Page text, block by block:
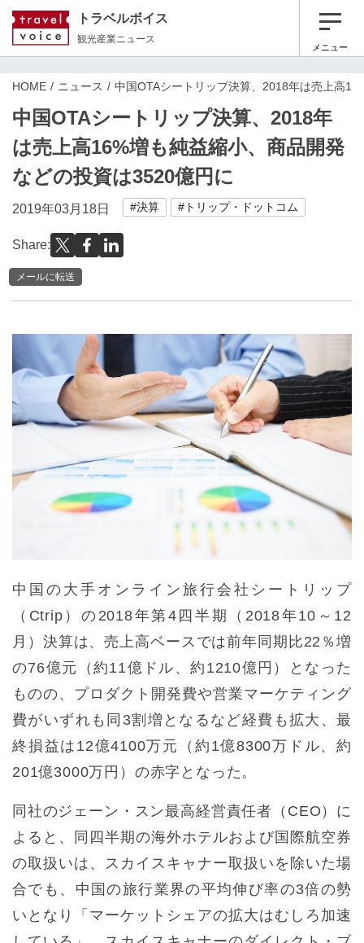
トラベルボイス
観光産業ニュース
メニュー
HOME ニュース 中国OTAシートリップ決算、2018年は売上高
中国OTAシートリップ決算、2018年
は売上高16%増も純益縮小、商品開発
などの投資は3520億円に
2019年03月18日 #決算 #トリップ・ドットコム
Share:
メールに転送
中国の大手オンライン旅行会社シートリップ
（Ctrip）の2018年第4四半期（2018年10～12
月）決算は、売上高ベースでは前年同期比22％増
の76億元（約11億ドル、約1210億円）となった
ものの、プロダクト開発費や営業マーケティング
費がいずれも同3割増となるなど経費も拡大、最
終損益は12億4100万元（約1億8300万ドル、約
201億3000万円）の赤字となった。
同社のジェーン・スン最高経営責任者（CEO）に
よると、同四半期の海外ホテルおよび国際航空券
の取扱いは、スカイスキャナー取扱いを除いた場
合でも、中国の旅行業界の平均伸び率の3倍の勢
いとなり「マーケットシェアの拡大はむしろ加速